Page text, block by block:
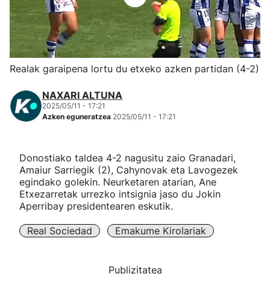
Herri-kirolak
Eskubaloia
Atletismoa
Mendi-lasterketak
Kirol gehiago
Realak garaipena lortu du etxeko azken partidan (4-2)
NAXARI ALTUNA
2025/05/11 - 17:21
Azken eguneratzea 2025/05/11 - 17:21
Donostiako taldea 4-2 nagusitu zaio Granadari,
Amaiur Sarriegik (2), Cahynovak eta Lavogezek
egindako golekin. Neurketaren atarian, Ane
Etxezarretak urrezko intsignia jaso du Jokin
Aperribay presidentearen eskutik.
Real Sociedad Emakume Kirolariak
Publizitatea